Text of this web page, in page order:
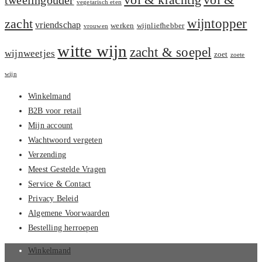
vegetarisch eten
zacht vriendschap vrouwen werken wijnliefhebber wijntopper
wijnweetjes witte wijn zacht & soepel zoet zoete
wijn
Winkelmand
B2B voor retail
Mijn account
Wachtwoord vergeten
Verzending
Meest Gestelde Vragen
Service & Contact
Privacy Beleid
Algemene Voorwaarden
Bestelling herroepen
Winkelmand